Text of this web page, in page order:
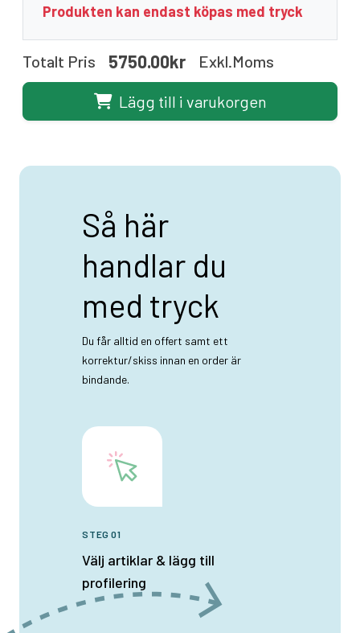
Produkten kan endast köpas med tryck
Totalt Pris 5750.00kr Exkl.moms
Lägg till i varukorgen
Så här
handlar du
med tryck
Du får alltid en offert samt ett
korrektur/skiss innan en order är
bindande.
STEG 01
Välj artiklar & lägg till
profilering